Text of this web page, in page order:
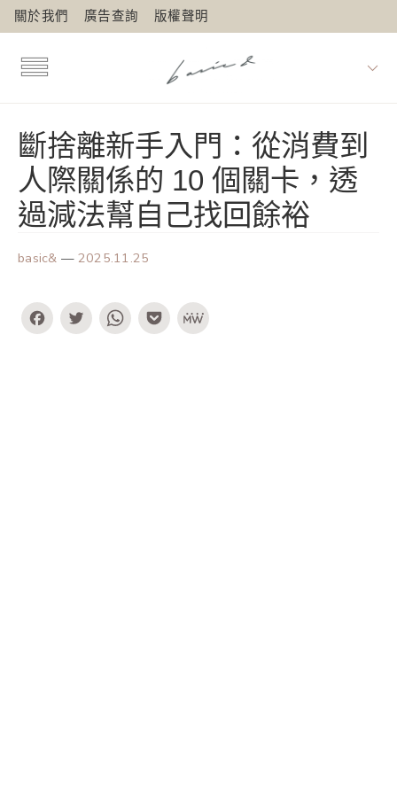
關於我們 廣告查詢 版權聲明
斷捨離新手入門：從消費到
人際關係的 10 個關卡，透
過減法幫自己找回餘裕
basic& — 2025.11.25
FacebookTwitterWhatsApp
Pocket